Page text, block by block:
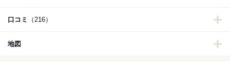
口コミ （216）
地図